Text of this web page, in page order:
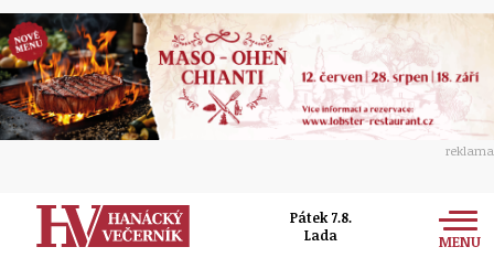
reklama
Pátek 7.8.
Lada
MENU